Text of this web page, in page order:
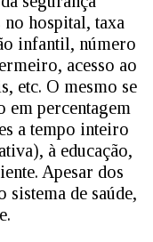
no hospital, taxa
infantil, número
acesso ao
etc. O mesmo se
em percentagem
a tempo inteiro
à educação,
Apesar dos
de saúde,